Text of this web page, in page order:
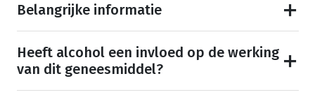
Belangrijke informatie
Heeft alcohol een invloed op de werking
van dit geneesmiddel?